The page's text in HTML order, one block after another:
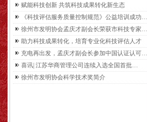
赋能科技创新 共筑科技成果转化新生态
《科技评估服务质量控制规范》公益培训成功…
徐州市发明协会孟庆才副会长荣获市科技专家…
助力科技成果转化，培育专业化科技评估人才
充电再出发，孟庆才副会长参加中国认证认可…
喜讯| 江苏华商管理公司连续入选全国首批…
徐州市发明协会科学技术奖简介